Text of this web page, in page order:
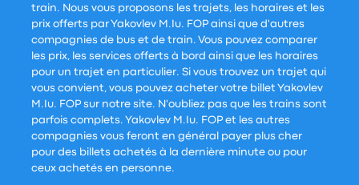
train. Nous vous proposons les trajets, les horaires et les
prix offerts par Yakovlev M.Iu. FOP ainsi que d'autres
compagnies de bus et de train. Vous pouvez comparer
les prix, les services offerts à bord ainsi que les horaires
pour un trajet en particulier. Si vous trouvez un trajet qui
vous convient, vous pouvez acheter votre billet Yakovlev
M.Iu. FOP sur notre site. N'oubliez pas que les trains sont
parfois complets. Yakovlev M.Iu. FOP et les autres
compagnies vous feront en général payer plus cher
pour des billets achetés à la dernière minute ou pour
ceux achetés en personne.